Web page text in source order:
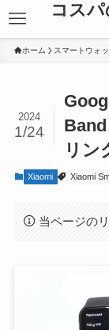
コス
ホーム スマートウォ
リン
2024
1/24
Xiaomi Xiaomi
当ページの